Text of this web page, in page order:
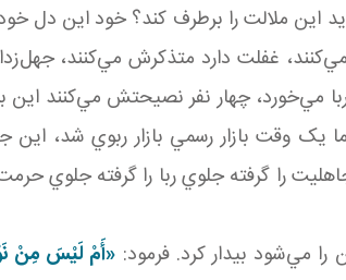
ملالت را برطرف کند؟ خود اين دل
غفلت دارد متذکرش مي‌کنند،
مي‌خورد، چهار نفر نصيحتش مي‌کنند
يک وقت بازار رسمي بازار ربوي شد،
را گرفته جلوي ربا را گرفته جلوي
مي‌شود بيدار کرد. فرمود: «أَمْ لَيْسَ مِنْ